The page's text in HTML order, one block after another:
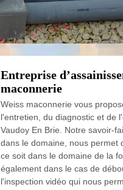
Entreprise
maconnerie
Weiss maconnerie vous
l'entretien, du diagnostic et de
Vaudoy En Brie. Notre savoir-
dans le domaine, nous permet
ce soit dans le domaine de la
également dans le cas de
l'inspection vidéo qui nous